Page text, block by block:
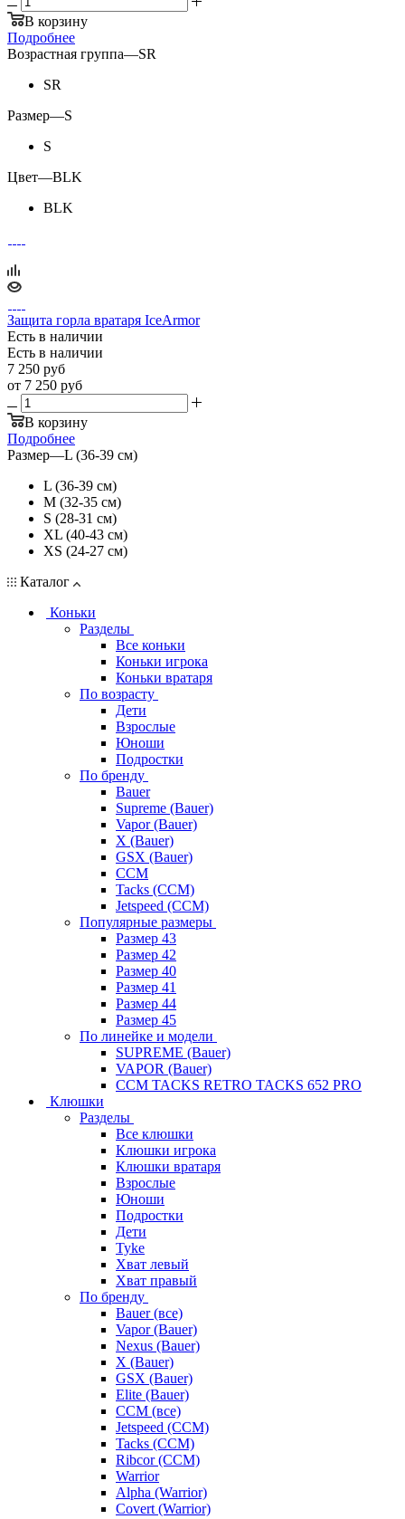
В корзину
Подробнее
Возрастная группа—SR
SR
Размер—S
S
Цвет—BLK
BLK
Защита горла вратаря IceArmor
Есть в наличии
Есть в наличии
7 250 руб
от 7 250 руб
В корзину
Подробнее
Размер—L (36-39 см)
L (36-39 см)
M (32-35 см)
S (28-31 см)
XL (40-43 см)
XS (24-27 см)
Каталог
Коньки
Разделы
Все коньки
Коньки игрока
Коньки вратаря
По возрасту
Дети
Взрослые
Юноши
Подростки
По бренду
Bauer
Supreme (Bauer)
Vapor (Bauer)
X (Bauer)
GSX (Bauer)
CCM
Tacks (CCM)
Jetspeed (CCM)
Популярные размеры
Размер 43
Размер 42
Размер 40
Размер 41
Размер 44
Размер 45
По линейке и модели
SUPREME (Bauer)
VAPOR (Bauer)
CCM TACKS RETRO TACKS 652 PRO
Клюшки
Разделы
Все клюшки
Клюшки игрока
Клюшки вратаря
Взрослые
Юноши
Подростки
Дети
Tyke
Хват левый
Хват правый
По бренду
Bauer (все)
Vapor (Bauer)
Nexus (Bauer)
X (Bauer)
GSX (Bauer)
Elite (Bauer)
CCM (все)
Jetspeed (CCM)
Tacks (CCM)
Ribcor (CCM)
Warrior
Alpha (Warrior)
Covert (Warrior)